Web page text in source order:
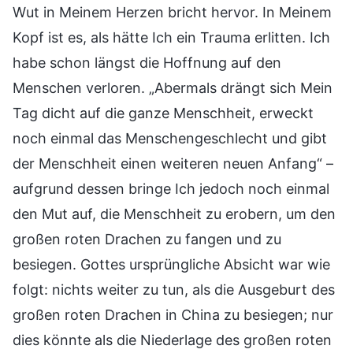
Wut in Meinem Herzen bricht hervor. In Meinem
Kopf ist es, als hätte Ich ein Trauma erlitten. Ich
habe schon längst die Hoffnung auf den
Menschen verloren. „Abermals drängt sich Mein
Tag dicht auf die ganze Menschheit, erweckt
noch einmal das Menschengeschlecht und gibt
der Menschheit einen weiteren neuen Anfang“ –
aufgrund dessen bringe Ich jedoch noch einmal
den Mut auf, die Menschheit zu erobern, um den
großen roten Drachen zu fangen und zu
besiegen. Gottes ursprüngliche Absicht war wie
folgt: nichts weiter zu tun, als die Ausgeburt des
großen roten Drachen in China zu besiegen; nur
dies könnte als die Niederlage des großen roten